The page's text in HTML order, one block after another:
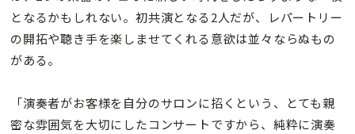
となるかもしれない。初共演となる2人だが、レパートリー
の開拓や聴き手を楽しませてくれる意欲は並々ならぬもの
がある。
「演奏者がお客様を自分のサロンに招くという、とても親
密な雰囲気を大切にしたコンサートですから、純粋に演奏